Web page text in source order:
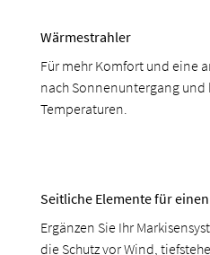
Wärmestrahler
Für mehr Komfort und eine
nach Sonnenuntergang
Temperaturen.
Seitliche Elemente für
Ergänzen Sie Ihr
die Schutz vor Wind,